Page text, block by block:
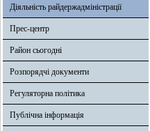
Діяльність райдержадміністрації
Прес-центр
Район сьогодні
Розпорядчі документи
Регуляторна політика
Публічна інформація